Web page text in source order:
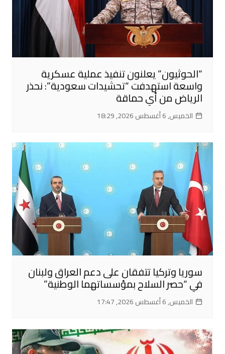
“الحوثيون” يعلنون تنفيذ عملية عسكرية
واسعة استهدفت “تحشيدات سعودية”: نحذر
الرياض من أي حماقة
الخميس, 6 أغسطس 2026, 18:29
سوريا وتركيا تتفقان على دعم العراق ولبنان
في “حصر السلاح بمؤسساتهما الوطنية”
الخميس, 6 أغسطس 2026, 17:47